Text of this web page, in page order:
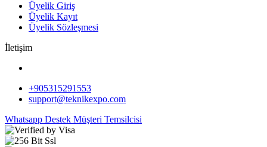
Üyelik Giriş
Üyelik Kayıt
Üyelik Sözleşmesi
İletişim
+905315291553
support@teknikexpo.com
Whatsapp Destek Müşteri Temsilcisi